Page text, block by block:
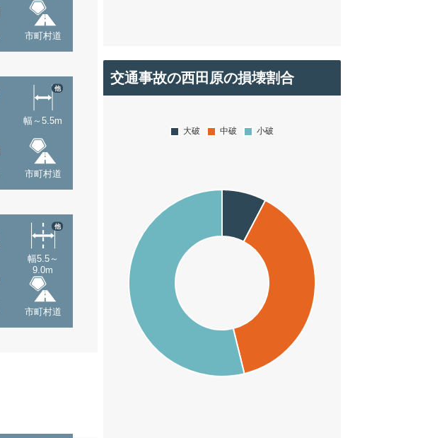
市町村道
幅～5.5m
他
市町村道
幅5.5～
9.0m
他
市町村道
交通事故の西田原の損壊割合